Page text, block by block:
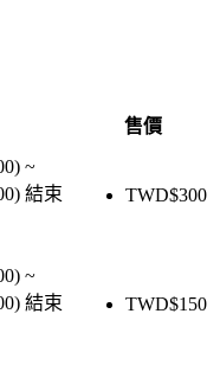
售價
~
結束
TWD$300
~
結束
TWD$150